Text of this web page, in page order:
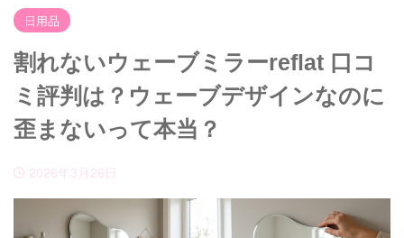
日用品
割れないウェーブミラーreflat 口コ
ミ評判は？ウェーブデザインなのに
歪まないって本当？
2026年3月26日